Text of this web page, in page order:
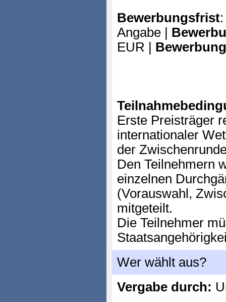
Bewerbungsfrist
Angabe |
EUR |
Erste Preisträger
internationaler
der
Den Teilnehmern
einzelnen
(Vorauswahl,
mitgeteilt.
Die Teilnehmer
Wer wählt aus?
Vergabe durch: